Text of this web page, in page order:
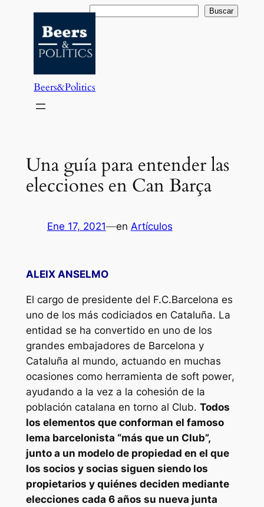
contenido
Buscar Buscar
Beers&Politics
Una guía para entender las
elecciones en Can Barça
Ene 17, 2021—en Artículos
ALEIX ANSELMO
El cargo de presidente del F.C.Barcelona es
uno de los más codiciados en Cataluña. La
entidad se ha convertido en uno de los
grandes embajadores de Barcelona y
Cataluña al mundo, actuando en muchas
ocasiones como herramienta de soft power,
ayudando a la vez a la cohesión de la
población catalana en torno al Club. Todos
los elementos que conforman el famoso
lema barcelonista “más que un Club”,
junto a un modelo de propiedad en el que
los socios y socias siguen siendo los
propietarios y quiénes deciden mediante
elecciones cada 6 años su nueva junta